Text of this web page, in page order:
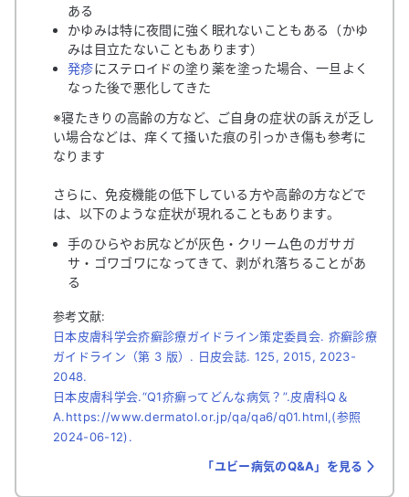
ある
かゆみは特に夜間に強く眠れないこともある（かゆ
みは目立たないこともあります）
発疹にステロイドの塗り薬を塗った場合、一旦よく
なった後で悪化してきた
※寝たきりの高齢の方など、ご自身の症状の訴えが乏し
い場合などは、痒くて掻いた痕の引っかき傷も参考に
なります
さらに、免疫機能の低下している方や高齢の方などで
は、以下のような症状が現れることもあります。
手のひらやお尻などが灰色・クリーム色のガサガ
サ・ゴワゴワになってきて、剥がれ落ちることがあ
る
参考文献:
日本皮膚科学会疥癬診療ガイドライン策定委員会. 疥癬診療
ガイドライン（第 3 版）. 日皮会誌. 125, 2015, 2023-
2048.
日本皮膚科学会.“Q1疥癬ってどんな病気？”.皮膚科Q＆
A.https://www.dermatol.or.jp/qa/qa6/q01.html,(参照
2024-06-12).
「ユビー病気のQ&A」を見る